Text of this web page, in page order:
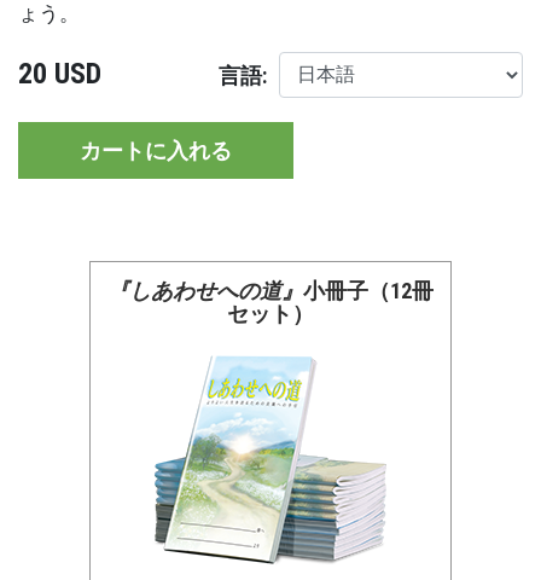
ょう。
20 USD 言語:
カートに入れる
『しあわせへの道』 小冊子（12冊
セット）